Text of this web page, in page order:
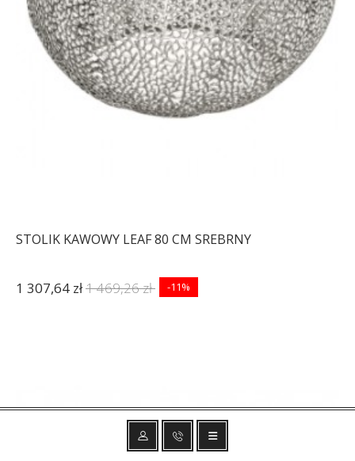
STOLIK KAWOWY LEAF 80 CM SREBRNY
1 307,64 zł1 469,26 zł -11%